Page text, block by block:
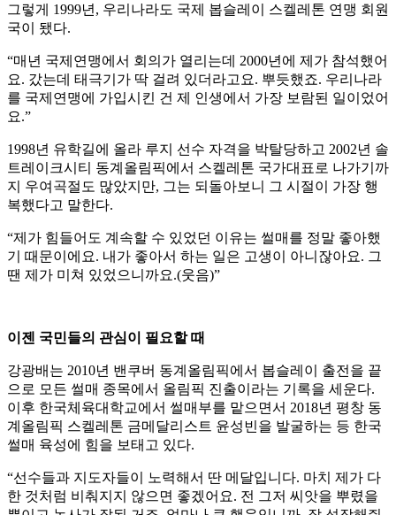
그렇게 1999년, 우리나라도 국제 봅슬레이 스켈레톤 연맹 회원
국이 됐다.
“매년 국제연맹에서 회의가 열리는데 2000년에 제가 참석했어
요. 갔는데 태극기가 딱 걸려 있더라고요. 뿌듯했죠. 우리나라
를 국제연맹에 가입시킨 건 제 인생에서 가장 보람된 일이었어
요.”
1998년 유학길에 올라 루지 선수 자격을 박탈당하고 2002년 솔
트레이크시티 동계올림픽에서 스켈레톤 국가대표로 나가기까
지 우여곡절도 많았지만, 그는 되돌아보니 그 시절이 가장 행
복했다고 말한다.
“제가 힘들어도 계속할 수 있었던 이유는 썰매를 정말 좋아했
기 때문이에요. 내가 좋아서 하는 일은 고생이 아니잖아요. 그
땐 제가 미쳐 있었으니까요.(웃음)”
이젠 국민들의 관심이 필요할 때
강광배는 2010년 밴쿠버 동계올림픽에서 봅슬레이 출전을 끝
으로 모든 썰매 종목에서 올림픽 진출이라는 기록을 세운다.
이후 한국체육대학교에서 썰매부를 맡으면서 2018년 평창 동
계올림픽 스켈레톤 금메달리스트 윤성빈을 발굴하는 등 한국
썰매 육성에 힘을 보태고 있다.
“선수들과 지도자들이 노력해서 딴 메달입니다. 마치 제가 다
한 것처럼 비춰지지 않으면 좋겠어요. 전 그저 씨앗을 뿌렸을